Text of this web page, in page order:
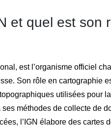
et quel est son
est l’organisme officiel
Son rôle en cartographie
utilisées pour
méthodes de collecte de
l’IGN élabore des cartes